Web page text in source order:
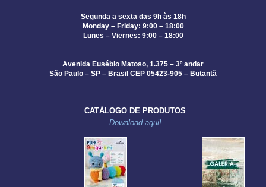
Segunda a sexta das 9h às 18h
Monday – Friday: 9:00 – 18:00
Lunes – Viernes: 9:00 – 18:00
Avenida Eusébio Matoso, 1.375 – 3º andar
São Paulo – SP – Brasil CEP 05423-905 – Butantã
CATÁLOGO DE PRODUTOS
Download aqui!